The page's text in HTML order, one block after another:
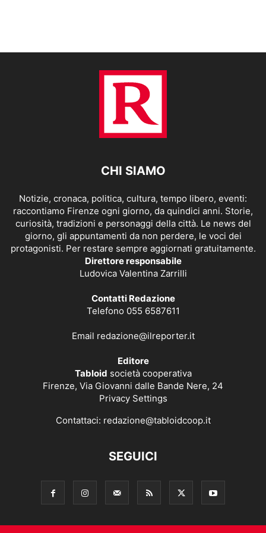
CHI SIAMO
Notizie, cronaca, politica, cultura, tempo libero, eventi:
raccontiamo Firenze ogni giorno, da quindici anni. Storie,
curiosità, tradizioni e personaggi della città. Le news del
giorno, gli appuntamenti da non perdere, le voci dei
protagonisti. Per restare sempre aggiornati gratuitamente.
Direttore responsabile
Ludovica Valentina Zarrilli
Contatti Redazione
Telefono 055 6587611
Email redazione@ilreporter.it
Editore
Tabloid società cooperativa
Firenze, Via Giovanni dalle Bande Nere, 24
Privacy Settings
Contattaci: redazione@tabloidcoop.it
SEGUICI